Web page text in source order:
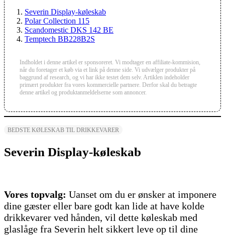
Severin Display-køleskab
Polar Collection 115
Scandomestic DKS 142 BE
Temptech BB228B2S
BEDSTE KØLESKAB TIL DRIKKEVARER
Severin Display-køleskab
Vores topvalg: Uanset om du er ønsker at imponere
dine gæster eller bare godt kan lide at have kolde
drikkevarer ved hånden, vil dette køleskab med
glaslåge fra Severin helt sikkert leve op til dine